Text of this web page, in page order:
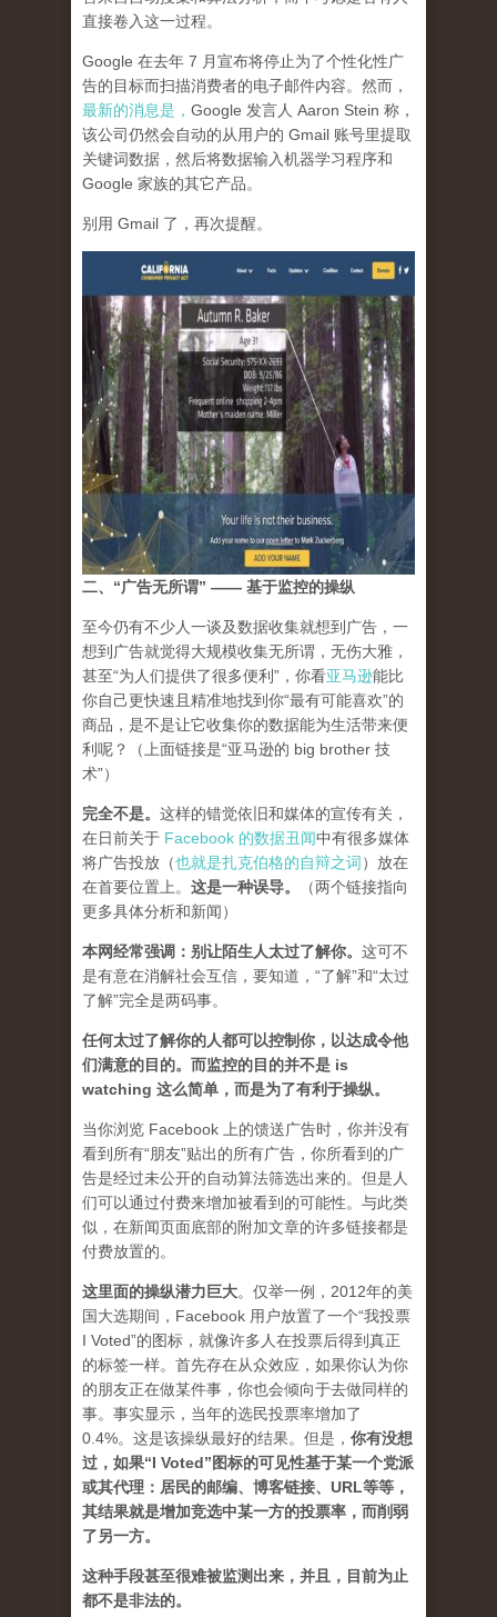
直接卷入这一过程。
Google 在去年 7 月宣布将停止为了个性化性广
告的目标而扫描消费者的电子邮件内容。然而，
最新的消息是， Google 发言人 Aaron Stein 称，
该公司仍然会自动的从用户的 Gmail 账号里提取
关键词数据，然后将数据输入机器学习程序和
Google 家族的其它产品。
别用 Gmail 了，再次提醒。
二、“广告无所谓” —— 基于监控的操纵
至今仍有不少人一谈及数据收集就想到广告，一
想到广告就觉得大规模收集无所谓，无伤大雅，
甚至“为人们提供了很多便利”，你看亚马逊能比
你自己更快速且精准地找到你“最有可能喜欢”的
商品，是不是让它收集你的数据能为生活带来便
利呢？（上面链接是“亚马逊的 big brother 技
术”）
完全不是。 这样的错觉依旧和媒体的宣传有关，
在日前关于 Facebook 的数据丑闻中有很多媒体
将广告投放（也就是扎克伯格的自辩之词 ）放在
在首要位置上。 这是一种误导。
（两个链接指向
更多具体分析和新闻）
本网经常强调：别让陌生人太过了解你。 这可不
是有意在消解社会互信，要知道，“了解”和“太过
了解”完全是两码事。
任何太过了解你的人都可以控制你，以达成令他
们满意的目的。而监控的目的并不是 is
watching 这么简单，而是为了有利于操纵。
当你浏览 Facebook 上的馈送广告时，你并没有
看到所有“朋友”贴出的所有广告，你所看到的广
告是经过未公开的自动算法筛选出来的。但是人
们可以通过付费来增加被看到的可能性。与此类
似，在新闻页面底部的附加文章的许多链接都是
付费放置的。
这里面的操纵潜力巨大。仅举一例，2012年的美
国大选期间，Facebook 用户放置了一个“我投票
I Voted”的图标，就像许多人在投票后得到真正
的标签一样。首先存在从众效应，如果你认为你
的朋友正在做某件事，你也会倾向于去做同样的
事。事实显示，当年的选民投票率增加了
0.4%。这是该操纵最好的结果。但是， 你有没想
过，如果“I Voted”图标的可见性基于某一个党派
或其代理：居民的邮编、博客链接、URL等等，
其结果就是增加竞选中某一方的投票率，而削弱
了另一方。
这种手段甚至很难被监测出来，并且，目前为止
都不是非法的。